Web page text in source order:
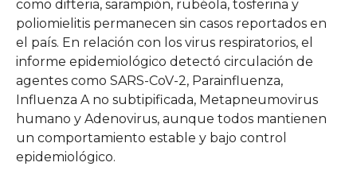
como difteria, sarampión, rubéola, tosferina y
poliomielitis permanecen sin casos reportados en
el país. En relación con los virus respiratorios, el
informe epidemiológico detectó circulación de
agentes como SARS-CoV-2, Parainfluenza,
Influenza A no subtipificada, Metapneumovirus
humano y Adenovirus, aunque todos mantienen
un comportamiento estable y bajo control
epidemiológico.